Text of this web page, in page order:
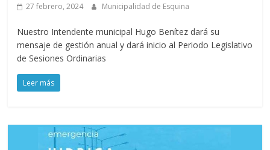
27 febrero, 2024 Municipalidad de Esquina
Nuestro Intendente municipal Hugo Benítez dará su
mensaje de gestión anual y dará inicio al Periodo Legislativo
de Sesiones Ordinarias
Leer más